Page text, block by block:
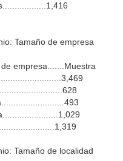
Tamaño de empresa
empresa.......Muestra
Tamaño de localidad